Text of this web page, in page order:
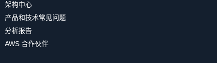
架构中心
产品和技术常见问题
分析报告
AWS 合作伙伴